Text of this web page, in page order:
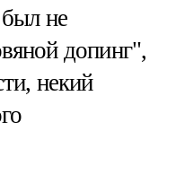
был не
допинг",
некий